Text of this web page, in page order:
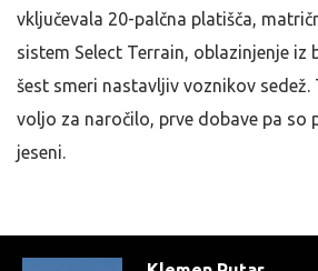
vključevala 20-palčna platišča,
sistem Select Terrain, oblazinjenje iz
šest smeri nastavljiv voznikov sedež.
voljo za naročilo, prve dobave pa so
jeseni.